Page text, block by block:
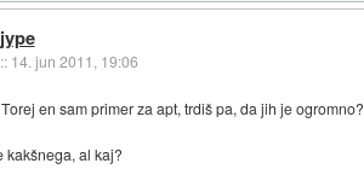
jype
:: 14. jun 2011, 19:06
en sam primer za apt, trdiš pa, da jih je ogromno?
kakšnega, al kaj?